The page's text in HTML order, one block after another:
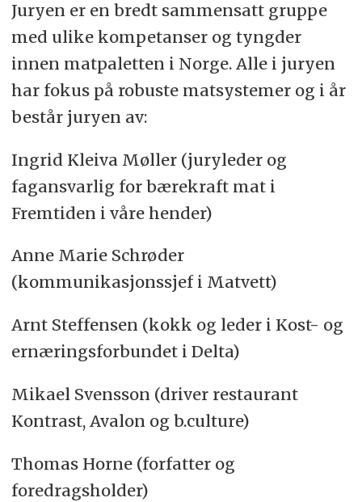
Juryen er en bredt sammensatt gruppe
med ulike kompetanser og tyngder
innen matpaletten i Norge. Alle i juryen
har fokus på robuste matsystemer og i år
består juryen av:
Ingrid Kleiva Møller (juryleder og
fagansvarlig for bærekraft mat i
Fremtiden i våre hender)
Anne Marie Schrøder
(kommunikasjonssjef i Matvett)
Arnt Steffensen (kokk og leder i Kost- og
ernæringsforbundet i Delta)
Mikael Svensson (driver restaurant
Kontrast, Avalon og b.culture)
Thomas Horne (forfatter og
foredragsholder)